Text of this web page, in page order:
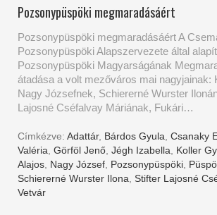
Pozsonypüspöki megmaradásáért
Pozsonypüspöki megmaradásáért A
Pozsonypüspöki Alapszervezete által
Pozsonypüspöki Magyarságának
átadása a volt mezőváros mai nagyjainak:
Nagy Józsefnek, Schiererné Wurster
Lajosné Cséfalvay Máriának, Fukári…
Címkézve: Adattár, Bárdos Gyula, Csanaky
Valéria, Görföl Jenő, Jégh Izabella, Koller
Alajos, Nagy József, Pozsonypüspöki,
Schiererné Wurster Ilona, Stifter Lajosné
Vetvár